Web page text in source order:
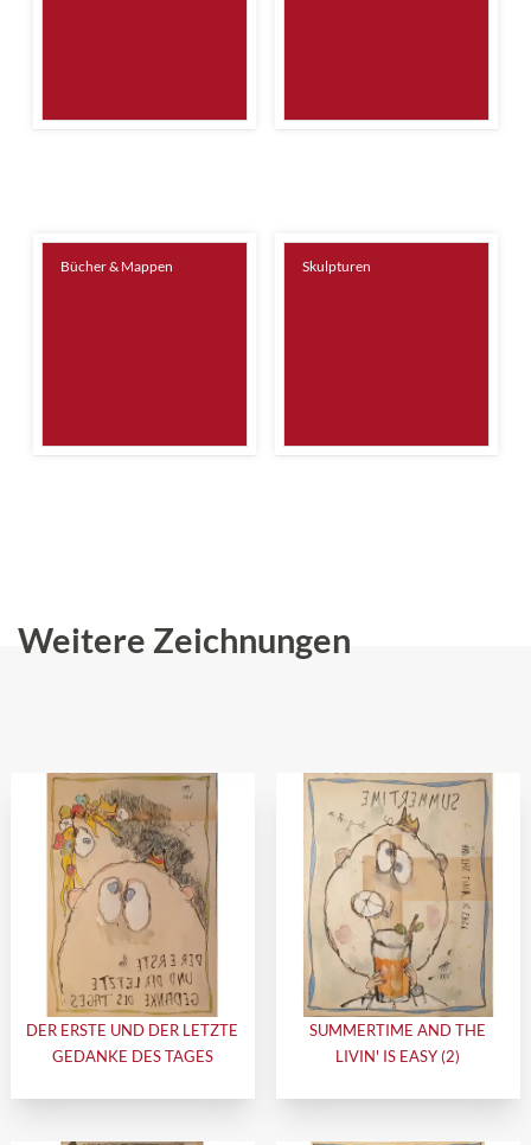
Bücher & Mappen Skulpturen
Weitere Zeichnungen
DER ERSTE UND DER LETZTE
GEDANKE DES TAGES
SUMMERTIME AND THE
LIVIN' IS EASY (2)